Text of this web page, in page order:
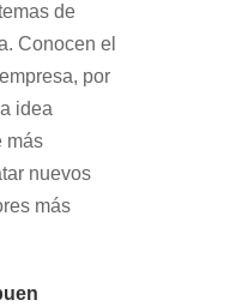
de
Conocen el
por
idea
más
nuevos
más